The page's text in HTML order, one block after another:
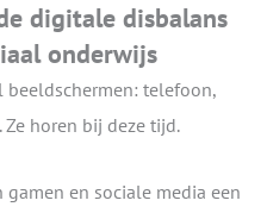
digitale disbalans
onderwijs
telefoon,
horen bij deze tijd.
en sociale media een